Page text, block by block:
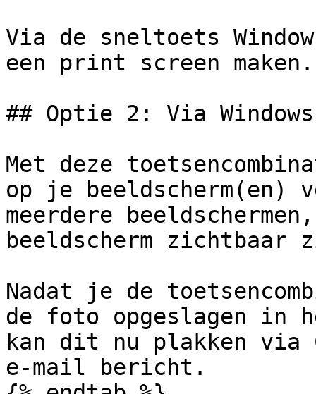
Via de sneltoets
een print screen maken.
## Optie 2: Via
Met deze
op je
meerdere
beeldscherm zichtbaar
Nadat je de
de foto opgeslagen in
kan dit nu plakken
e-mail bericht.